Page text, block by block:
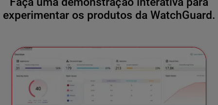
experimentar os produtos da WatchGuard.